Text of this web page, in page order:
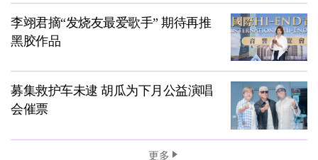
李翊君摘“发烧友最爱歌手” 期待再推
黑胶作品
募集救护车未逮 胡瓜为下月公益演唱
会催票
更多